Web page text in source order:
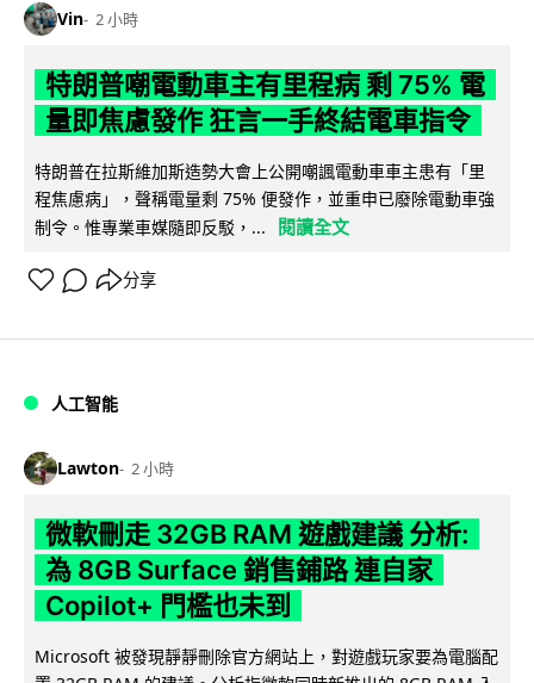
Vin 2 小時
特朗普嘲電動車主有里程病 剩 75% 電
量即焦慮發作 狂言一手終結電車指令
特朗普在拉斯維加斯造勢大會上公開嘲諷電動車車主患有「里
程焦慮病」，聲稱電量剩 75% 便發作，並重申已廢除電動車強
制令。惟專業車媒隨即反駁，...
閱讀全文
分享
人工智能
Lawton 2 小時
微軟刪走 32GB RAM 遊戲建議 分析:
為 8GB Surface 銷售鋪路 連自家
Copilot+ 門檻也未到
Microsoft 被發現靜靜刪除官方網站上，對遊戲玩家要為電腦配